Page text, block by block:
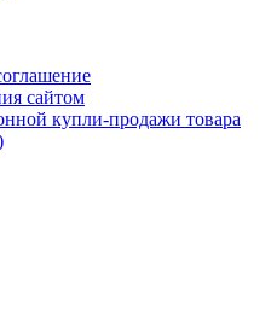
сайтом
купли-продажи товара